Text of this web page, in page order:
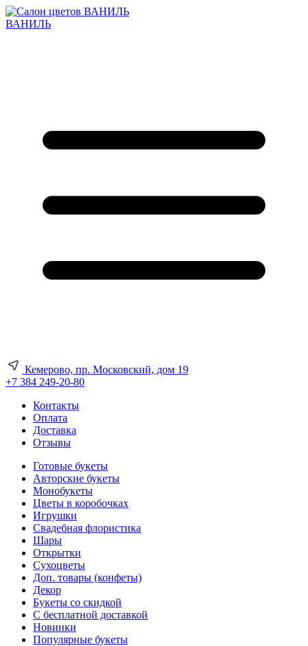
ВАНИЛЬ
Кемерово, пр. Московский, дом 19
+7 384 249-20-80
Контакты
Оплата
Доставка
Отзывы
Готовые букеты
Авторские букеты
Монобукеты
Цветы в коробочках
Игрушки
Свадебная флористика
Шары
Открытки
Сухоцветы
Доп. товары (конфеты)
Декор
Букеты со скидкой
С бесплатной доставкой
Новинки
Популярные букеты